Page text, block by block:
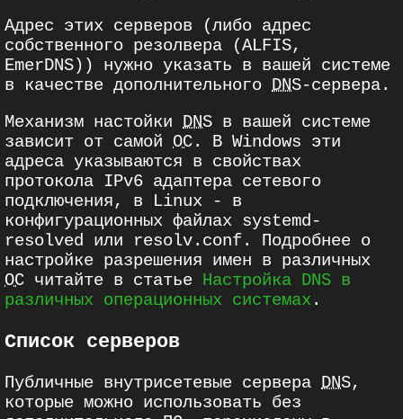
Адрес этих серверов (либо адрес
собственного резолвера (ALFIS,
EmerDNS)) нужно указать в вашей системе
в качестве дополнительного DNS-сервера.
Механизм настойки DNS в вашей системе
зависит от самой ОС. В Windows эти
адреса указываются в свойствах
протокола IPv6 адаптера сетевого
подключения, в Linux - в
конфигурационных файлах systemd-
resolved или resolv.conf. Подробнее о
настройке разрешения имен в различных
ОС читайте в статье Настройка DNS в
различных операционных системах.
Список серверов
Публичные внутрисетевые сервера DNS,
которые можно использовать без